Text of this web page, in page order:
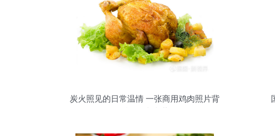
炭火照见的日常温情 一张商用鸡肉照片背